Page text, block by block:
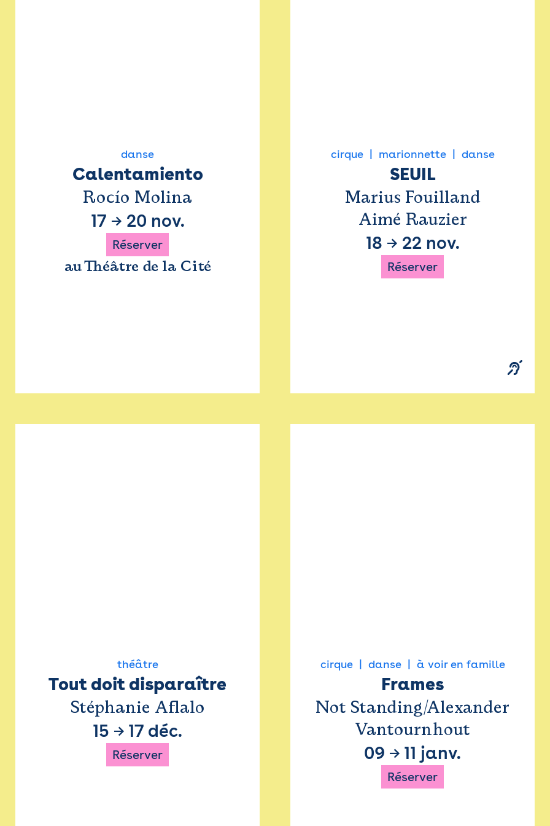
danse
Calentamiento
Rocío Molina
17 → 20 nov.
Réserver
au Théâtre de la Cité
cirque marionnette danse
SEUIL
Marius Fouilland
Aimé Rauzier
18 → 22 nov.
Réserver
théâtre
Tout doit disparaître
Stéphanie Aflalo
15 → 17 déc.
Réserver
cirque danse à voir en famille
Frames
Not Standing/Alexander
Vantournhout
09 → 11 janv.
Réserver